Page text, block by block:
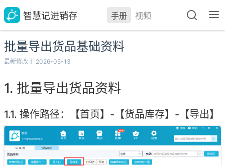
智慧记进销存 手册 视频
批量导出货品基础资料
最新修改于 2026-05-13
批量导出货品资料
操作路径：【首页】-【货品库存】-【导出】